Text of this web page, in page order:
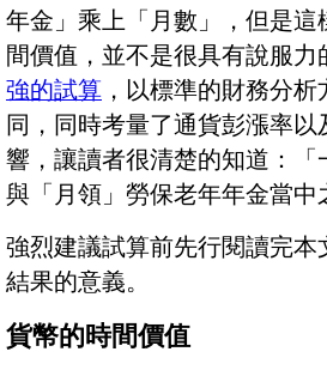
年金」乘上「月數」，但是這
間價值，並不是很具有說服力
強的試算 ，以標準的財務分
同，同時考量了通貨彭漲率以
響，讓讀者很清楚的知道：「
與「月領」勞保老年年金當中
強烈建議試算前先行閱讀完本
結果的意義。
貨幣的時間價值